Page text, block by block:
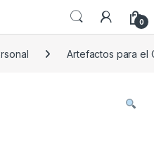
0
Artefactos para el